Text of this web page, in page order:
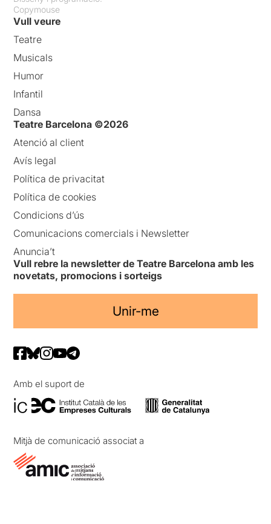
Copymouse
Vull veure
Teatre
Musicals
Humor
Infantil
Dansa
Teatre Barcelona ©2026
Atenció al client
Avís legal
Política de privacitat
Política de cookies
Condicions d’ús
Comunicacions comercials i Newsletter
Anuncia’t
Vull rebre la newsletter de Teatre Barcelona amb les
novetats, promocions i sorteigs
Unir-me
Amb el suport de
Mitjà de comunicació associat a